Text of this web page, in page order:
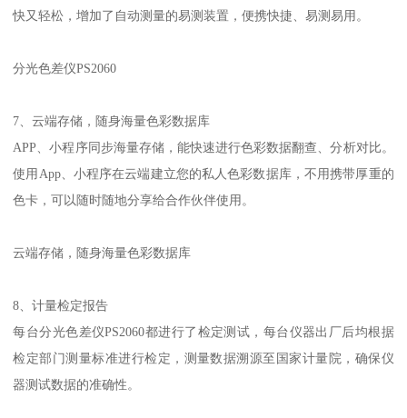
快又轻松，增加了自动测量的易测装置，便携快捷、易测易用。
分光色差仪PS2060
7 、云端存储，随身海量色彩数据库
APP 、小程序同步海量存储，能快速进行色彩数据翻查、分析对比。
使用 App、小程序在云端建立您的私人色彩数据库，不用携带厚重的
色卡，可以随时随地分享给合作伙伴使用。
云端存储，随身海量色彩数据库
8 、计量检定报告
每台分光色差仪PS2060都进行了检定测试，每台仪器出厂后均根据
检定部门测量标准进行检定，测量数据溯源至国家计量院， 确保仪
器测试数据的准确性。